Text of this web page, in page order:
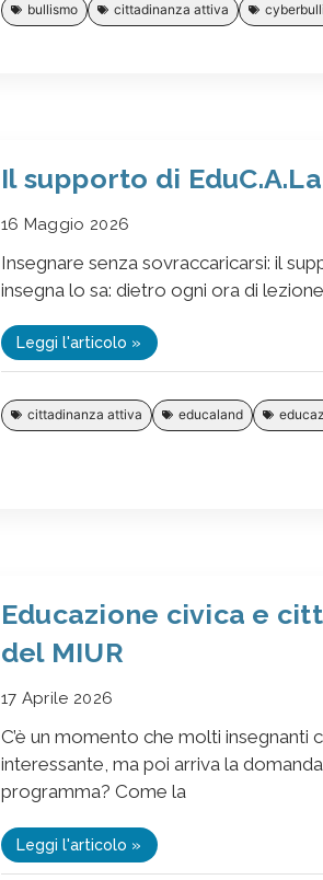
bullismo cittadinanza attiva
Il supporto di
16 Maggio 2026
Insegnare senza sovraccaricarsi: il
insegna lo sa: dietro ogni ora di
Leggi l'articolo »
cittadinanza attiva educaland
Educazione civica e
del MIUR
17 Aprile 2026
C’è un momento che molti insegnanti
interessante, ma poi arriva la
programma? Come la
Leggi l'articolo »